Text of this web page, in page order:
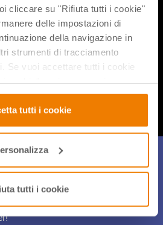
cliccare su "Rifiuta tutti i cookie"
delle impostazioni di
della navigazione in
strumenti di tracciamento
Se vuoi accettare tutti i cookie
i cookie da accettare clicca
saperne di più consulta la
Policy.
tutti i cookie
tutti i cookie
LEGO Educationa questo link.
Newsletter
sulle novità, gli eventi e le
iscriviti alla nostra